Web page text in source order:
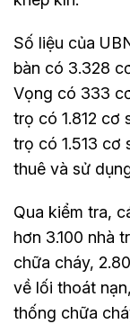
Số liệu của
bàn có 3.328
Vọng có 333
trọ có 1.812 cơ
trọ có 1.513 cơ
thuê và sử
Qua kiểm tra,
hơn 3.100 nhà
chữa cháy,
về lối thoát
thống chữa